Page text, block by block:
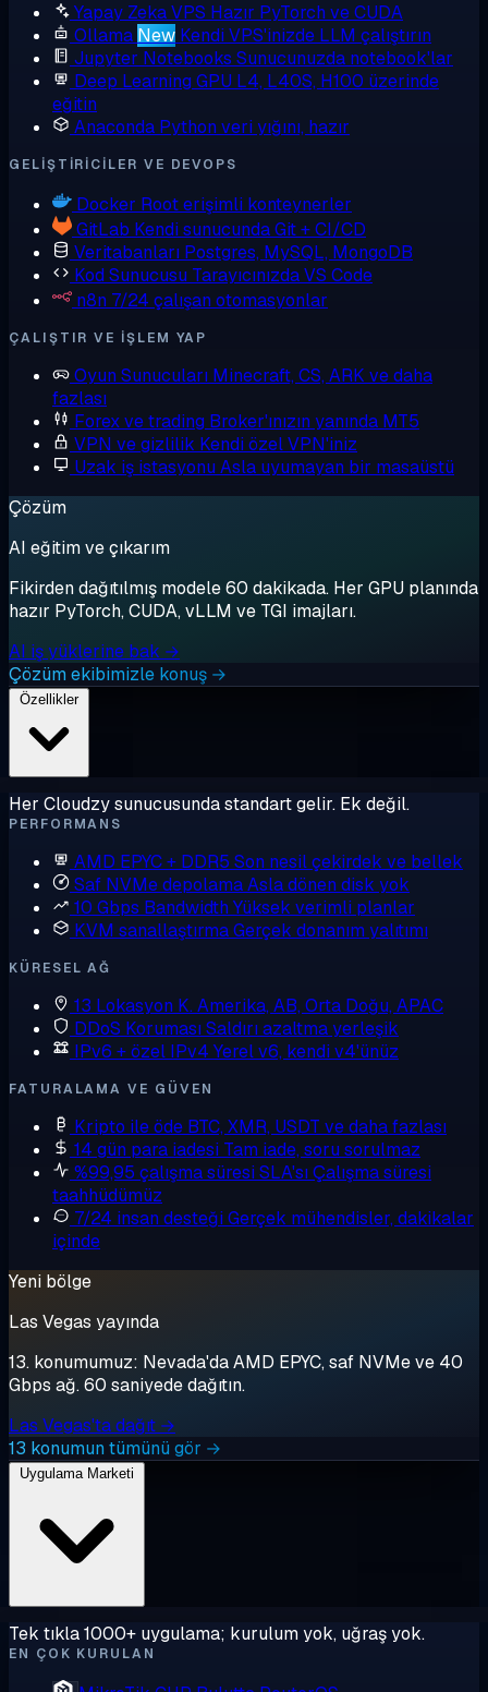
Yapay Zeka VPS Hazır PyTorch ve CUDA
Ollama New Kendi VPS'inizde LLM çalıştırın
Jupyter Notebooks Sunucunuzda notebook'lar
Deep Learning GPU L4, L40S, H100 üzerinde
eğitin
Anaconda Python veri yığını, hazır
GELIŞTIRICILER VE DEVOPS
Docker Root erişimli konteynerler
GitLab Kendi sunucunda Git + CI/CD
Veritabanları Postgres, MySQL, MongoDB
Kod Sunucusu Tarayıcınızda VS Code
n8n 7/24 çalışan otomasyonlar
ÇALIŞTIR VE IŞLEM YAP
Oyun Sunucuları Minecraft, CS, ARK ve daha
fazlası
Forex ve trading Broker'ınızın yanında MT5
VPN ve gizlilik Kendi özel VPN'iniz
Uzak iş istasyonu Asla uyumayan bir masaüstü
Çözüm
AI eğitim ve çıkarım
Fikirden dağıtılmış modele 60 dakikada. Her GPU planında
hazır PyTorch, CUDA, vLLM ve TGI imajları.
AI iş yüklerine bak →
Çözüm ekibimizle konuş →
Özellikler
Her Cloudzy sunucusunda standart gelir. Ek değil.
PERFORMANS
AMD EPYC + DDR5 Son nesil çekirdek ve bellek
Saf NVMe depolamaAsla dönen disk yok
10 Gbps Bandwidth Yüksek verimli planlar
KVM sanallaştırmaGerçek donanım yalıtımı
KÜRESEL AĞ
13 Lokasyon K. Amerika, AB, Orta Doğu, APAC
DDoS Koruması Saldırı azaltma yerleşik
IPv6 + özel IPv4 Yerel v6, kendi v4'ünüz
FATURALAMA VE GÜVEN
Kripto ile öde BTC, XMR, USDT ve daha fazlası
14 gün para iadesi Tam iade, soru sorulmaz
%99,95 çalışma süresi SLA'sı Çalışma süresi
taahhüdümüz
7/24 insan desteği Gerçek mühendisler, dakikalar
içinde
Yeni bölge
Las Vegas yayında
13. konumumuz: Nevada'da AMD EPYC, saf NVMe ve 40
Gbps ağ. 60 saniyede dağıtın.
Las Vegas'ta dağıt →
13 konumun tümünü gör →
Tek tıkla 1000+ uygulama; kurulum yok, uğraş yok.
EN ÇOK KURULAN